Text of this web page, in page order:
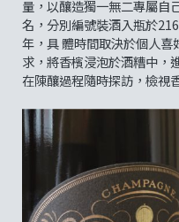
量，以釀造獨一無二專屬自
名，分別編號裝酒入瓶於
年，具 體時間取決於個人
求，將香檳浸泡於酒糟中，
在陳釀過程隨時探訪，檢視